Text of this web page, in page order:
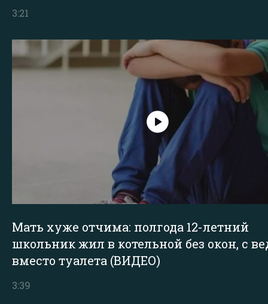
3:21
Мать хуже отчима: полгода 12-летний
школьник жил в котельной без окон, с
вместо туалета (ВИДЕО)
3:39